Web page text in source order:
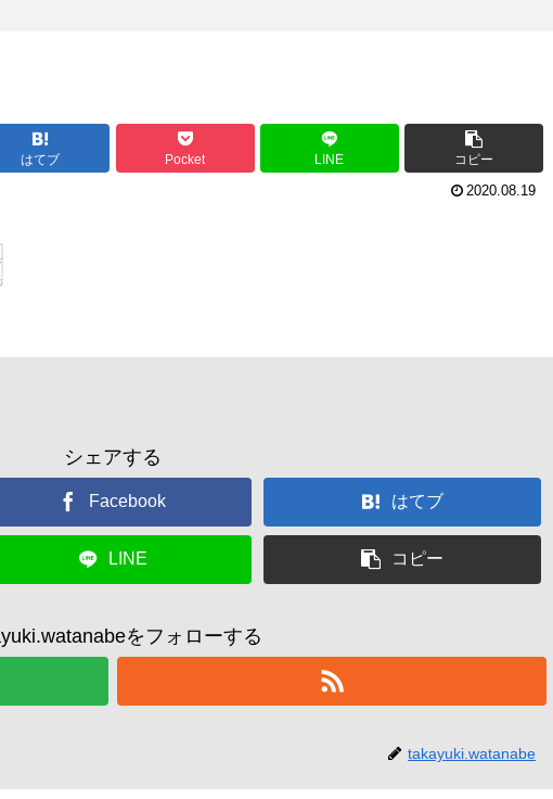
はてブ Pocket LINE コピー
2020.08.19
シェアする
Facebook はてブ
LINE コピー
をフォローする
takayuki.watanabe